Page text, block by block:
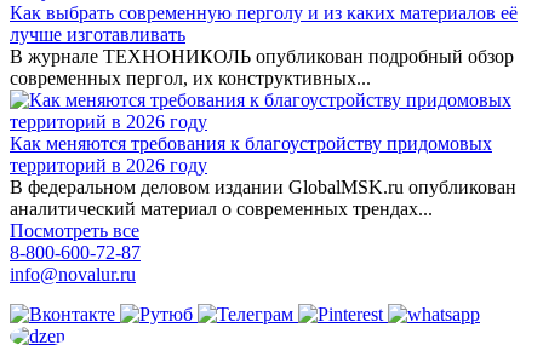
Как выбрать современную перголу и из каких материалов её
лучше изготавливать
В журнале ТЕХНОНИКОЛЬ опубликован подробный обзор
современных пергол, их конструктивных...
Как меняются требования к благоустройству придомовых
территорий в 2026 году
В федеральном деловом издании GlobalMSK.ru опубликован
аналитический материал о современных трендах...
Посмотреть все
8-800-600-72-87
info@novalur.ru